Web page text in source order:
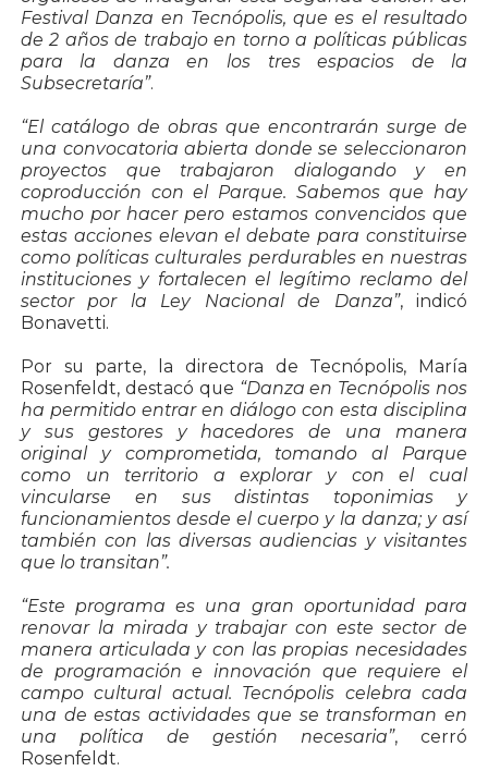
Festival Danza en Tecnópolis, que es el resultado
de 2 años de trabajo en torno a políticas públicas
para la danza en los tres espacios de la
Subsecretaría”.
“El catálogo de obras que encontrarán surge de
una convocatoria abierta donde se seleccionaron
proyectos que trabajaron dialogando y en
coproducción con el Parque. Sabemos que hay
mucho por hacer pero estamos convencidos que
estas acciones elevan el debate para constituirse
como políticas culturales perdurables en nuestras
instituciones y fortalecen el legítimo reclamo del
sector por la Ley Nacional de Danza”, indicó
Bonavetti.
Por su parte, la directora de Tecnópolis, María
Rosenfeldt, destacó que “Danza en Tecnópolis nos
ha permitido entrar en diálogo con esta disciplina
y sus gestores y hacedores de una manera
original y comprometida, tomando al Parque
como un territorio a explorar y con el cual
vincularse en sus distintas toponimias y
funcionamientos desde el cuerpo y la danza; y así
también con las diversas audiencias y visitantes
que lo transitan”.
“Este programa es una gran oportunidad para
renovar la mirada y trabajar con este sector de
manera articulada y con las propias necesidades
de programación e innovación que requiere el
campo cultural actual. Tecnópolis celebra cada
una de estas actividades que se transforman en
una política de gestión necesaria”, cerró
Rosenfeldt.